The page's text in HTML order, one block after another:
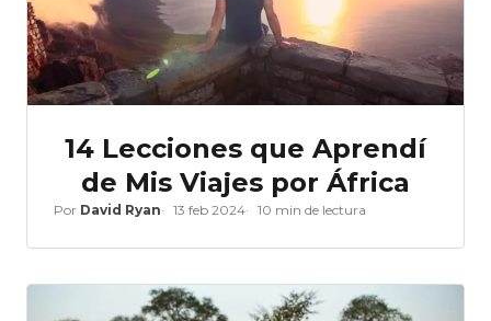
14 Lecciones que Aprendí
de Mis Viajes por África
Por David Ryan 13 feb 2024 10 min de lectura